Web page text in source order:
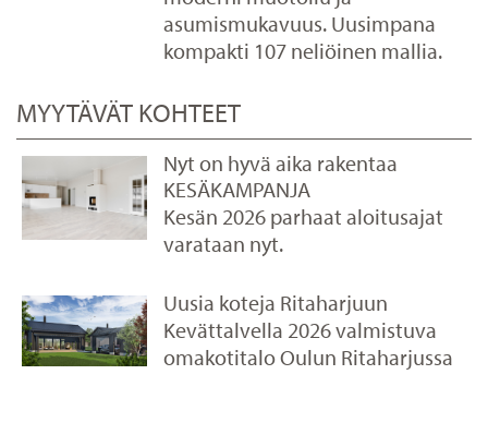
asumismukavuus. Uusimpana
kompakti 107 neliöinen mallia.
MYYTÄVÄT KOHTEET
Nyt on hyvä aika rakentaa
KESÄKAMPANJA
Kesän 2026 parhaat aloitusajat
varataan nyt.
Uusia koteja Ritaharjuun
Kevättalvella 2026 valmistuva
omakotitalo Oulun Ritaharjussa